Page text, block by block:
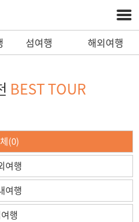
섬여행 해외여행
BEST TOUR
(0)
여행
여행
행